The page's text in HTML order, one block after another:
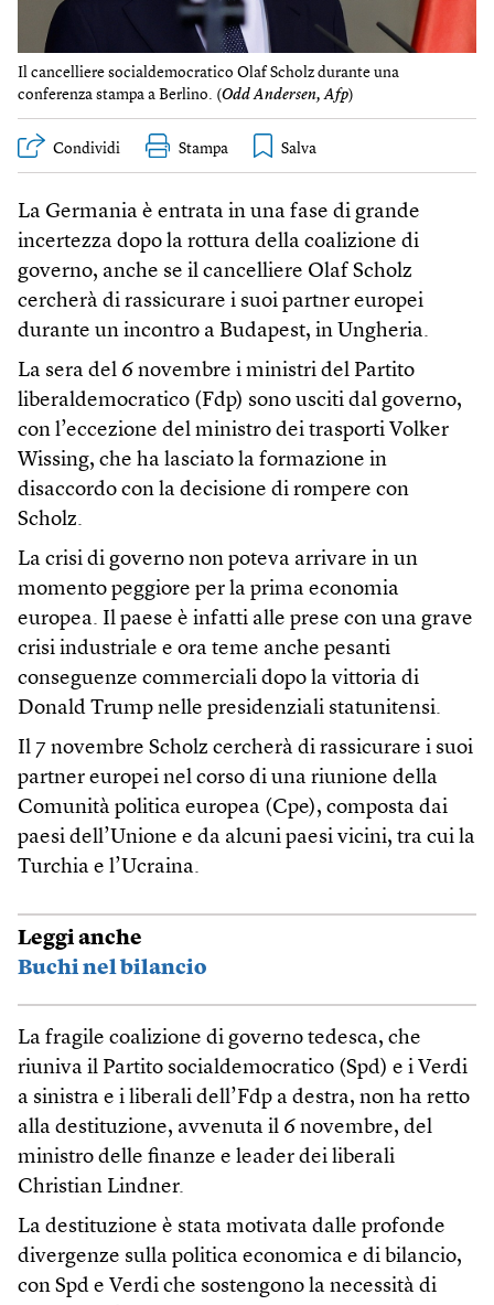
Il cancelliere socialdemocratico Olaf Scholz durante una
conferenza stampa a Berlino. (Odd Andersen, Afp)
Condividi Stampa
La Germania è entrata in una fase di grande
incertezza dopo la rottura della coalizione di
governo, anche se il cancelliere Olaf Scholz
cercherà di rassicurare i suoi partner europei
durante un incontro a Budapest, in Ungheria.
La sera del 6 novembre i ministri del Partito
liberaldemocratico (Fdp) sono usciti dal governo,
con l’eccezione del ministro dei trasporti Volker
Wissing, che ha lasciato la formazione in
disaccordo con la decisione di rompere con
Scholz.
La crisi di governo non poteva arrivare in un
momento peggiore per la prima economia
europea. Il paese è infatti alle prese con una grave
crisi industriale e ora teme anche pesanti
conseguenze commerciali dopo la vittoria di
Donald Trump nelle presidenziali statunitensi.
Il 7 novembre Scholz cercherà di rassicurare i suoi
partner europei nel corso di una riunione della
Comunità politica europea (Cpe), composta dai
paesi dell’Unione e da alcuni paesi vicini, tra cui la
Turchia e l’Ucraina.
Leggi anche
Buchi nel bilancio
La fragile coalizione di governo tedesca, che
riuniva il Partito socialdemocratico (Spd) e i Verdi
a sinistra e i liberali dell’Fdp a destra, non ha retto
alla destituzione, avvenuta il 6 novembre, del
ministro delle finanze e leader dei liberali
Christian Lindner.
La destituzione è stata motivata dalle profonde
divergenze sulla politica economica e di bilancio,
con Spd e Verdi che sostengono la necessità di